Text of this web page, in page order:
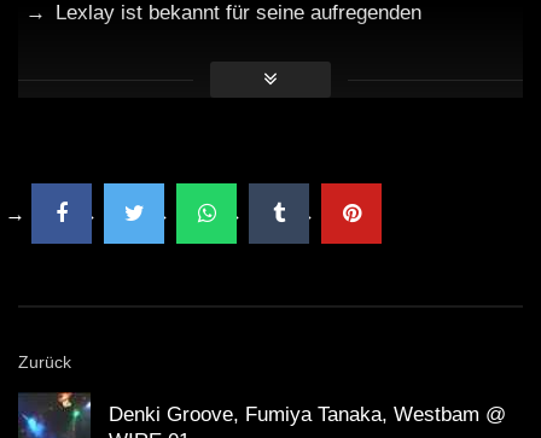
Lexlay ist bekannt für seine aufregenden
Veröffentlichungen, die regelmäßig in renommierten
Clubs in Europa gespielt werden.
Preise gewonnen und spielt regelmäßig auf großen
glamouröse Atmosphäre und seine hochkarätigen
Line-ups bekannt.
Zurück
Denki Groove, Fumiya Tanaka, Westbam @